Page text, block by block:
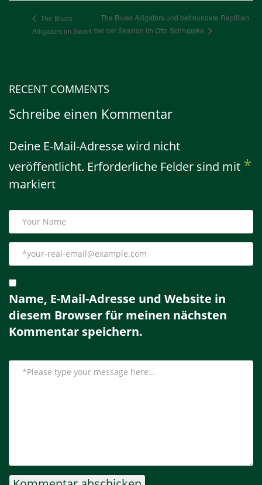
The Blues
Alligators im Swart
The Blues Alligators und befreundete Reptilien
bei der Session im Otto Schruppke
RECENT COMMENTS
Schreibe einen Kommentar
Deine E-Mail-Adresse wird nicht
veröffentlicht. Erforderliche Felder sind mit *
markiert
Name, E-Mail-Adresse und Website in
diesem Browser für meinen nächsten
Kommentar speichern.